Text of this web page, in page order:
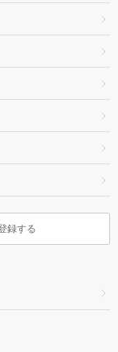
録する